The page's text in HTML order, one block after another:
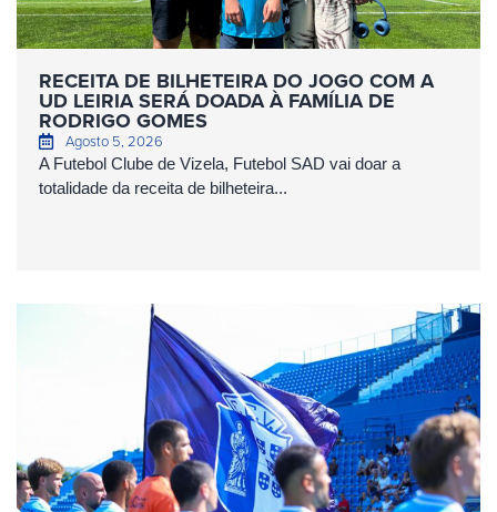
RECEITA DE BILHETEIRA DO JOGO COM A
UD LEIRIA SERÁ DOADA À FAMÍLIA DE
RODRIGO GOMES
Agosto 5, 2026
A Futebol Clube de Vizela, Futebol SAD vai doar a
totalidade da receita de bilheteira...